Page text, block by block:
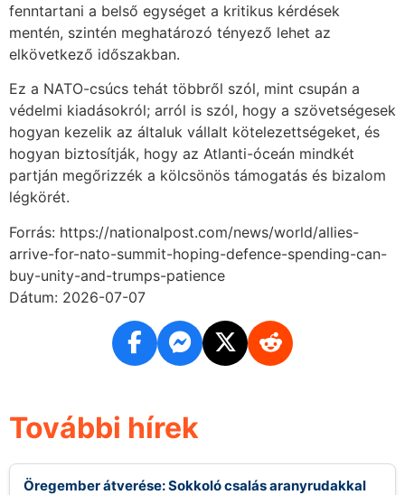
fenntartani a belső egységet a kritikus kérdések
mentén, szintén meghatározó tényező lehet az
elkövetkező időszakban.
Ez a NATO-csúcs tehát többről szól, mint csupán a
védelmi kiadásokról; arról is szól, hogy a szövetségesek
hogyan kezelik az általuk vállalt kötelezettségeket, és
hogyan biztosítják, hogy az Atlanti-óceán mindkét
partján megőrizzék a kölcsönös támogatás és bizalom
légkörét.
Forrás: https://nationalpost.com/news/world/allies-
arrive-for-nato-summit-hoping-defence-spending-can-
buy-unity-and-trumps-patience
Dátum: 2026-07-07
További hírek
Öregember átverése: Sokkoló csalás aranyrudakkal